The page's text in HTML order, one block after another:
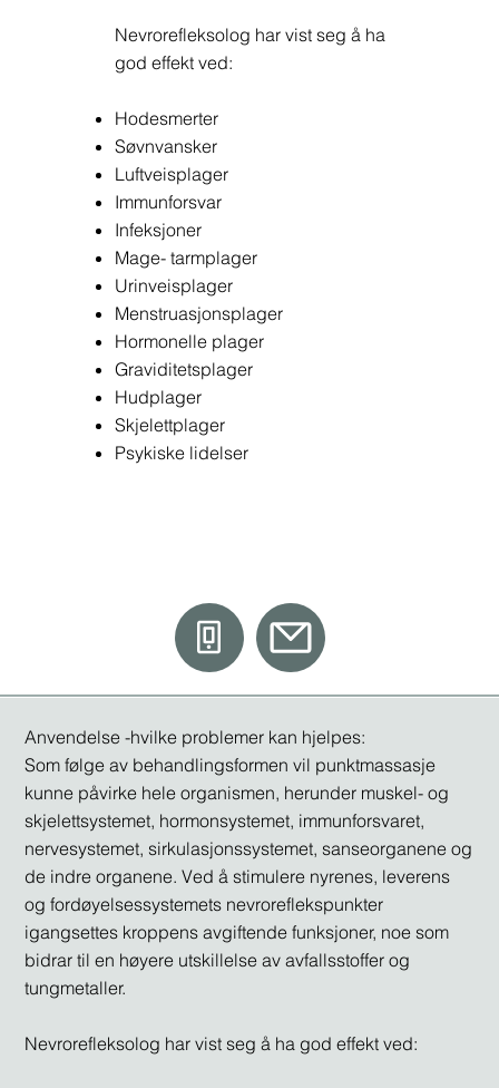
Nevrorefleksolog har vist seg å ha
god effekt ved:
Hodesmerter
Søvnvansker
Luftveisplager
Immunforsvar
Infeksjoner
Mage- tarmplager
Urinveisplager
Menstruasjonsplager
Hormonelle plager
Graviditetsplager
Hudplager
Skjelettplager
Psykiske lidelser
Anvendelse -hvilke problemer kan hjelpes:
Som følge av behandlingsformen vil punktmassasje
kunne påvirke hele organismen, herunder muskel- og
skjelettsystemet, hormonsystemet, immunforsvaret,
nervesystemet, sirkulasjonssystemet, sanseorganene og
de indre organene. Ved å stimulere nyrenes, leverens
og fordøyelsessystemets nevroreflekspunkter
igangsettes kroppens avgiftende funksjoner, noe som
bidrar til en høyere utskillelse av avfallsstoffer og
tungmetaller.
Nevrorefleksolog har vist seg å ha god effekt ved: